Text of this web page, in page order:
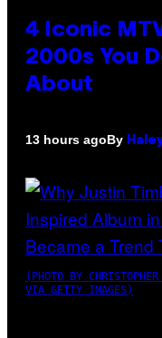
4 Iconic
2000s You
About
13 hours agoBy
(PHOTO BY
VIA GETTY IMAGES)